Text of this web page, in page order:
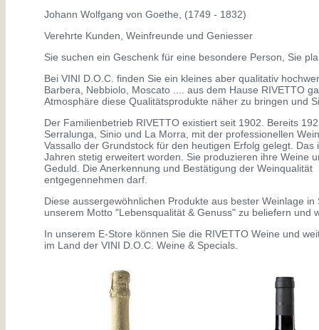
Johann Wolfgang von Goethe, (1749 - 1832)
Verehrte Kunden, Weinfreunde und Geniesser
Sie suchen ein Geschenk für eine besondere Person, Sie
Bei VINI D.O.C. finden Sie ein kleines aber qualitativ
Barbera, Nebbiolo, Moscato .... aus dem Hause RIVETTO
Atmosphäre diese Qualitätsprodukte näher zu bringen und
Der Familienbetrieb RIVETTO existiert seit 1902. Bereits
Serralunga, Sinio und La Morra, mit der professionellen
Vassallo der Grundstock für den heutigen Erfolg gelegt.
Jahren stetig erweitert worden. Sie produzieren ihre
Geduld. Die Anerkennung und Bestätigung der
entgegennehmen darf.
Diese aussergewöhnlichen Produkte aus bester Weinlage
unserem Motto "Lebensqualität & Genuss" zu beliefern
In unserem E-Store können Sie die RIVETTO Weine und
im Land der VINI D.O.C. Weine & Specials.